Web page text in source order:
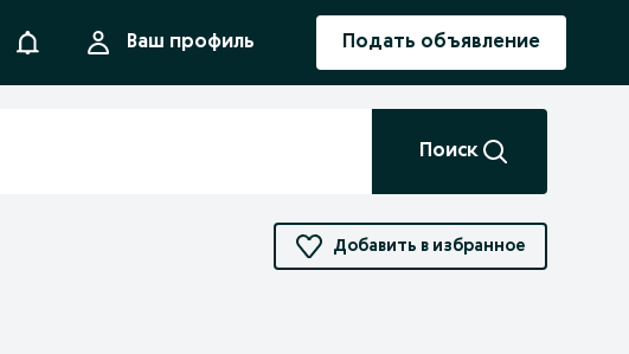
УведомленияВаш профиль Подать объявление
Поиск
Добавить в избранное